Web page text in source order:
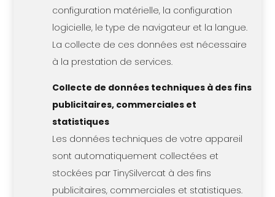
configuration matérielle, la configuration
logicielle, le type de navigateur et la langue.
La collecte de ces données est nécessaire
à la prestation de services.
Collecte de données techniques à des fins
publicitaires, commerciales et
statistiques
Les données techniques de votre appareil
sont automatiquement collectées et
stockées par TinySilvercat à des fins
publicitaires, commerciales et statistiques.